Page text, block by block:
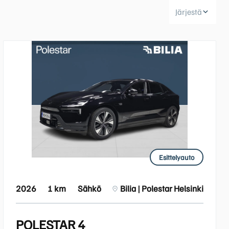
Koeajopalvelu
Bilian yksityisleasinglaskuri
Volvo Huoltosopimus
Vientiautopalvelut | Bilia
Järjestä
Esittelyauto
2026 1 km Sähkö Bilia | Polestar Helsinki
POLESTAR 4